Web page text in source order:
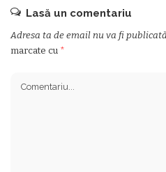
Lasă un comentariu
Adresa ta de email nu va fi
marcate cu *